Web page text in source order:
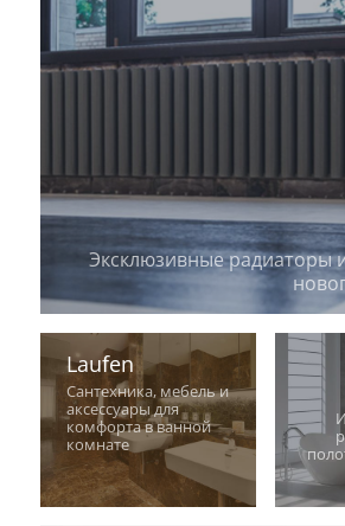
Эксклюзивные радиаторы
Laufen
Сантехника, мебель и
аксессуары для
комфорта в ванной
комнате